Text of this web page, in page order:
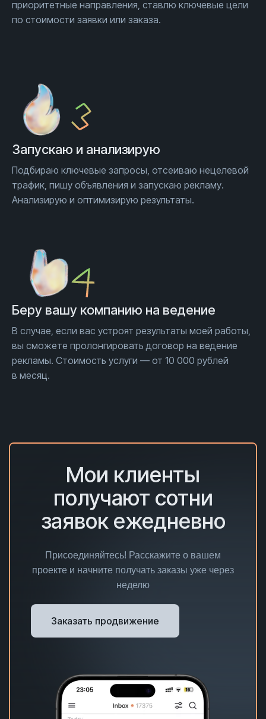
приоритетные направления, ставлю ключевые цели
по стоимости заявки или заказа.
Запускаю и анализирую
Подбираю ключевые запросы, отсеиваю нецелевой
трафик, пишу объявления и запускаю рекламу.
Анализирую и оптимизирую результаты.
Беру вашу компанию на ведение
В случае, если вас устроят результаты моей работы,
вы сможете пролонгировать договор на ведение
рекламы. Стоимость услуги — от 10 000 рублей
в месяц.
Мои клиенты
получают сотни
заявок ежедневно
Присоединяйтесь! Расскажите о вашем
проекте и начните получать заказы уже через
неделю
Заказать продвижение